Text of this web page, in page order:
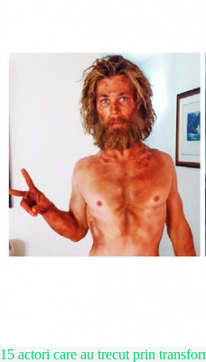
15 actori care au trecut prin